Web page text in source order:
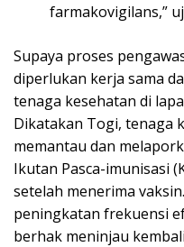
farmakovigilans,”
Supaya proses
diperlukan kerja sama
tenaga kesehatan di
Dikatakan Togi, tenaga
memantau dan
Ikutan Pasca-imunisasi
setelah menerima
peningkatan frekuensi
berhak meninjau